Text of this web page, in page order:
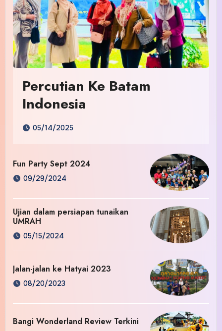
Percutian Ke Batam
Indonesia
05/14/2025
Fun Party Sept 2024
09/29/2024
Ujian dalam persiapan tunaikan
UMRAH
05/15/2024
Jalan-jalan ke Hatyai 2023
08/20/2023
Bangi Wonderland Review Terkini